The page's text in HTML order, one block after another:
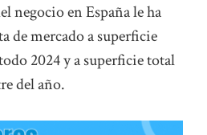
negocio en España le ha
de mercado a superficie
2024 y a superficie total
del año.